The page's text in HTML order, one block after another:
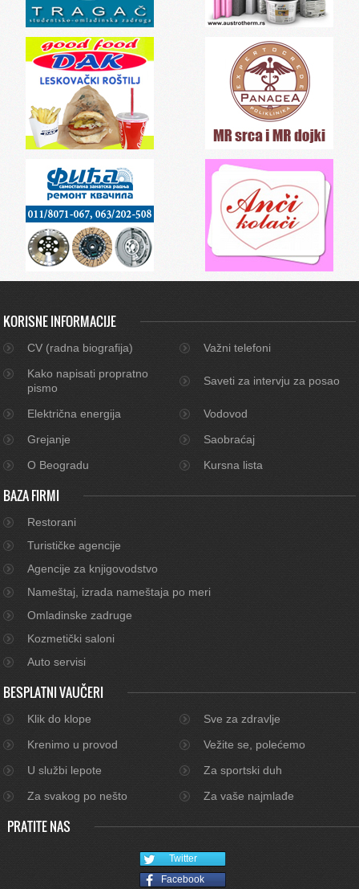
KORISNE INFORMACIJE
CV (radna biografija)
Važni telefoni
Kako napisati propratno
pismo
Saveti za intervju za posao
Električna energija
Vodovod
Grejanje
Saobraćaj
O Beogradu
Kursna lista
BAZA FIRMI
Restorani
Turističke agencije
Agencije za knjigovodstvo
Nameštaj, izrada nameštaja po meri
Omladinske zadruge
Kozmetički saloni
Auto servisi
BESPLATNI VAUČERI
Klik do klope
Sve za zdravlje
Krenimo u provod
Vežite se, polećemo
U službi lepote
Za sportski duh
Za svakog po nešto
Za vaše najmlađe
PRATITE NAS
Twitter
Facebook